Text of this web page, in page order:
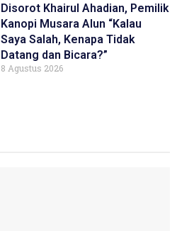
Disorot Khairul Ahadian, Pemilik
Kanopi Musara Alun “Kalau
Saya Salah, Kenapa Tidak
Datang dan Bicara?”
8 Agustus 2026